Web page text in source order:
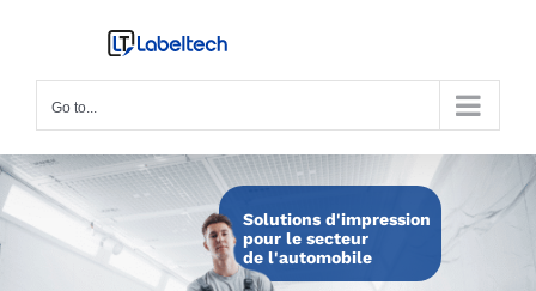
Go to...
Solutions d'impression
pour le secteur
de l'automobile